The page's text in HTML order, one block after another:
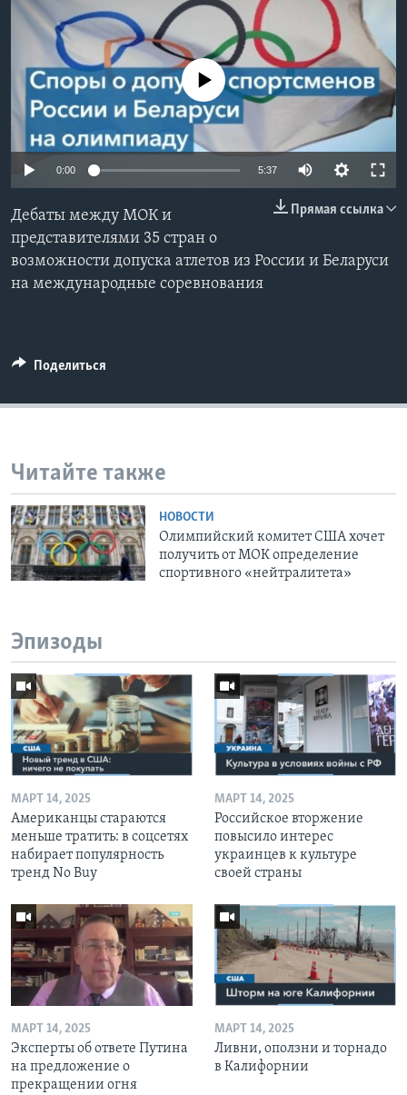
Learning English
СОЦИАЛЬНЫЕ СЕТИ
Языки
No media source currently available
0:00 5:37
Прямая ссылка
Дебаты между МОК и
представителями 35 стран о
возможности допуска атлетов из России и Беларуси
на международные соревнования
Поделиться
Читайте также
НОВОСТИ
Олимпийский комитет США хочет
получить от МОК определение
спортивного «нейтралитета»
Эпизоды
МАРТ 14, 2025
Американцы стараются
меньше тратить: в соцсетях
набирает популярность
тренд No Buy
МАРТ 14, 2025
Российское вторжение
повысило интерес
украинцев к культуре
своей страны
МАРТ 14, 2025
Эксперты об ответе Путина
на предложение о
прекращении огня
МАРТ 14, 2025
Ливни, оползни и торнадо
в Калифорнии